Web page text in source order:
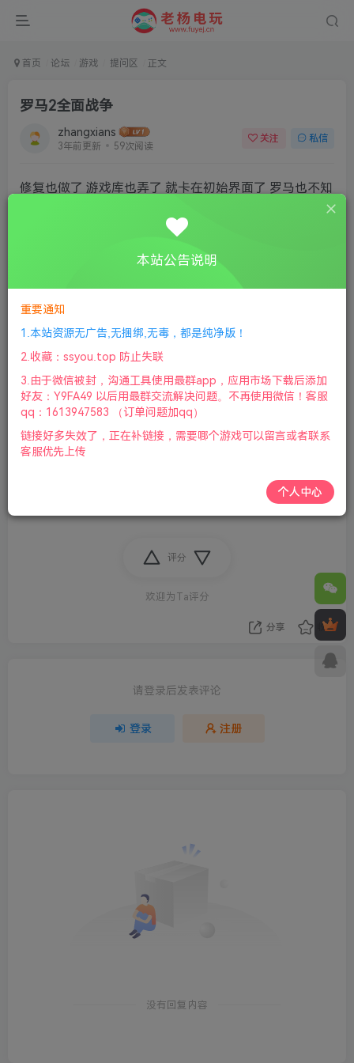
首页 论坛 游戏 提问区 正文
罗马2全面战争
zhangxians
3年前更新 59次阅读
关注 私信
修复也做了 游戏库也弄了 就卡在初始界面了 罗马也不知
评分
欢迎为Ta评分
分享 收藏
请登录后发表评论
登录 注册
没有回复内容
本站公告说明
重要通知
1.本站资源无广告,无捆绑,无毒，都是纯净版！
2.收藏：ssyou.top 防止失联
3.由于微信被封，沟通工具使用最群app，应用市场下载后添加
好友：Y9FA49 以后用最群交流解决问题。不再使用微信！客服
qq：1613947583 （订单问题加qq）
链接好多失效了，正在补链接，需要哪个游戏可以留言或者联系
客服优先上传
个人中心